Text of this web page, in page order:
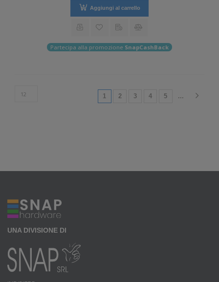
Aggiungi al carrello
Partecipa alla promozione SnapCashBack
1 (current)
2 3 4 5 ...
UNA DIVISIONE DI